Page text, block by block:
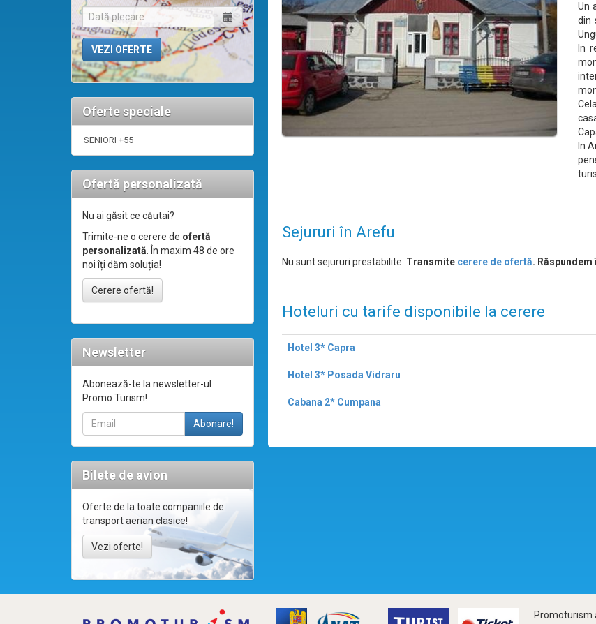
Oferte speciale
SENIORI +55
Ofertă personalizată
Nu ai găsit ce căutai?
Trimite-ne o cerere de ofertă
personalizată. În maxim 48 de ore
noi îți dăm soluția!
Cerere ofertă!
Newsletter
Abonează-te la newsletter-ul
Promo Turism!
Bilete de avion
Oferte de la toate companiile de
transport aerian clasice!
Vezi oferte!
Un
din
In
In
Sejururi în Arefu
Nu sunt sejururi prestabilite. Transmite cerere de ofertă.
Hoteluri cu tarife disponibile la cerere
Hotel 3* Capra
Hotel 3* Posada Vidraru
Cabana 2* Cumpana
Promoturism